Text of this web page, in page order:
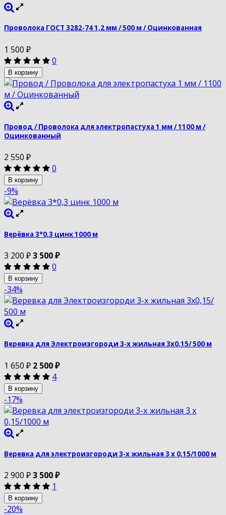
Проволока ГОСТ 3282-74 1,2 мм / 500 м / Оцинкованная
1 500 ₽
0
В корзину
Провод / Проволока для электропастуха 1 мм / 1100 м /
Оцинкованный
2 550 ₽
0
В корзину
-9%
Верёвка 3*0,3 цинк 1000 м
3 200 ₽3 500₽
0
В корзину
-34%
Веревка для Электроизгороди 3-х жильная 3х0,15/ 500 м
1 650 ₽ 2 500₽
4
В корзину
-17%
Веревка для электроизгороди 3-х жильная 3 х 0,15/1000 м
2 900 ₽3 500₽
1
В корзину
-20%